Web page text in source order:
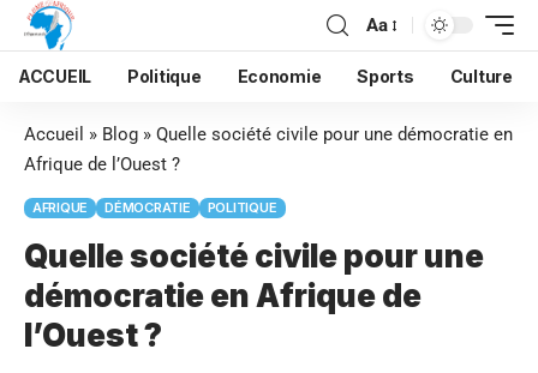
Aa
ACCUEIL Politique Economie Sports Culture
Accueil » Blog » Quelle société civile pour une démocratie en
Afrique de l’Ouest ?
AFRIQUE DÉMOCRATIE POLITIQUE
Quelle société civile pour une
démocratie en Afrique de
l’Ouest ?